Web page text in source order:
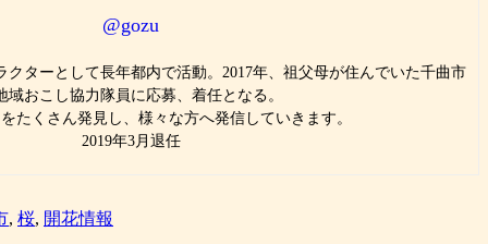
@gozu
クターとして長年都内で活動。2017年、祖父母が住んでいた千曲市
域おこし協力隊員に応募、着任となる。
たくさん発見し、様々な方へ発信していきます。
2019年3月退任
, 桜, 開花情報